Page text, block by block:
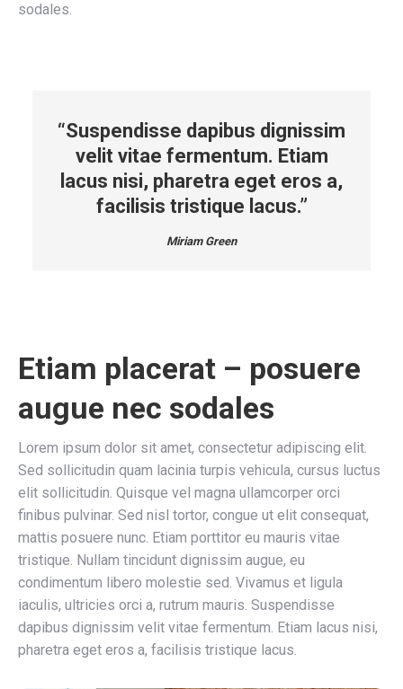
sodales.
“Suspendisse dapibus dignissim
velit vitae fermentum. Etiam
lacus nisi, pharetra eget eros a,
facilisis tristique lacus.”
Miriam Green
Etiam placerat – posuere
augue nec sodales
Lorem ipsum dolor sit amet, consectetur adipiscing elit.
Sed sollicitudin quam lacinia turpis vehicula, cursus luctus
elit sollicitudin. Quisque vel magna ullamcorper orci
finibus pulvinar. Sed nisl tortor, congue ut elit consequat,
mattis posuere nunc. Etiam porttitor eu mauris vitae
tristique. Nullam tincidunt dignissim augue, eu
condimentum libero molestie sed. Vivamus et ligula
iaculis, ultricies orci a, rutrum mauris. Suspendisse
dapibus dignissim velit vitae fermentum. Etiam lacus nisi,
pharetra eget eros a, facilisis tristique lacus.